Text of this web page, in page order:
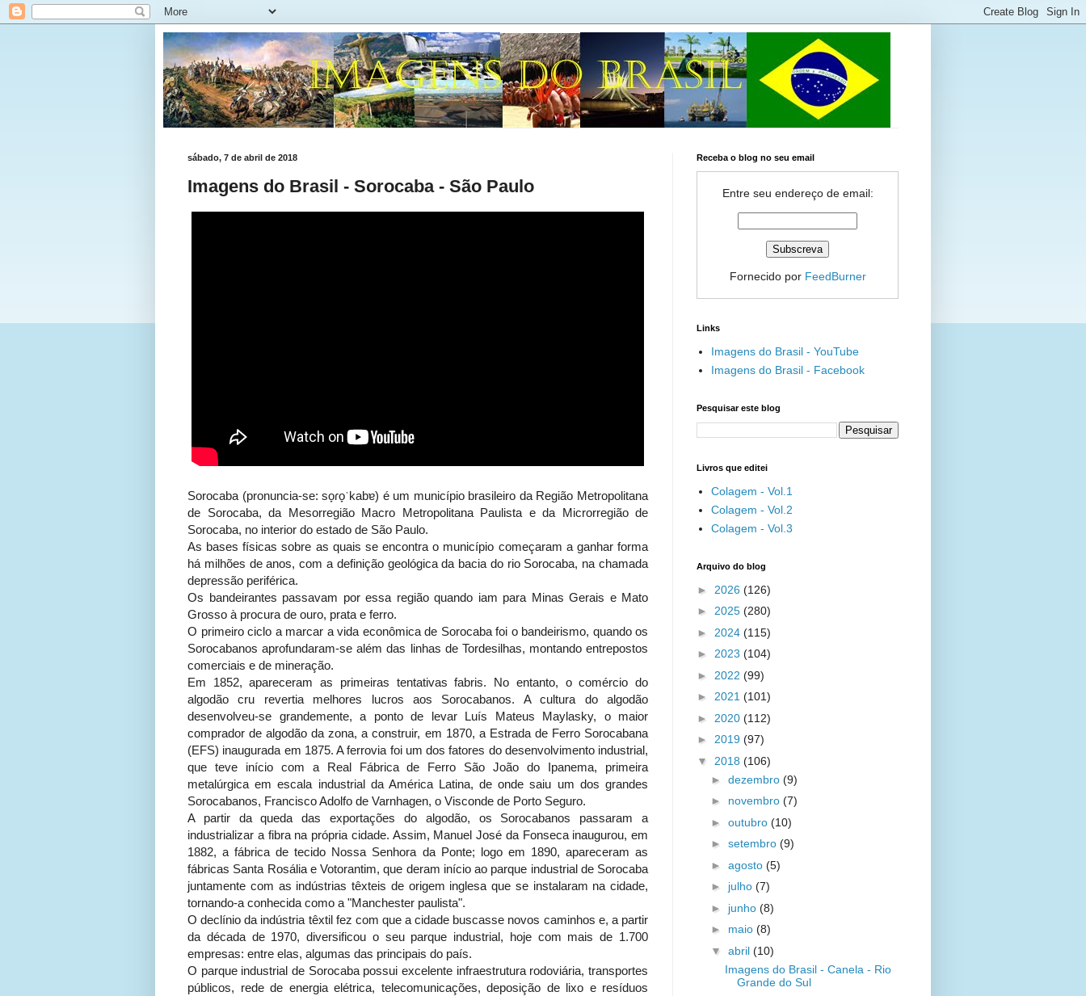
sábado, 7 de abril de 2018
Imagens do Brasil - Sorocaba - São Paulo
Sorocaba (pronuncia-se: so̞ɾo̞ˈkabɐ) é um município brasileiro da Região Metropolitana
de Sorocaba, da Mesorregião Macro Metropolitana Paulista e da Microrregião de
Sorocaba, no interior do estado de São Paulo.
As bases físicas sobre as quais se encontra o município começaram a ganhar forma
há milhões de anos, com a definição geológica da bacia do rio Sorocaba, na chamada
depressão periférica.
Os bandeirantes passavam por essa região quando iam para Minas Gerais e Mato
Grosso à procura de ouro, prata e ferro.
O primeiro ciclo a marcar a vida econômica de Sorocaba foi o bandeirismo, quando os
Sorocabanos aprofundaram-se além das linhas de Tordesilhas, montando entrepostos
comerciais e de mineração.
Em 1852, apareceram as primeiras tentativas fabris. No entanto, o comércio do
algodão cru revertia melhores lucros aos Sorocabanos. A cultura do algodão
desenvolveu-se grandemente, a ponto de levar Luís Mateus Maylasky, o maior
comprador de algodão da zona, a construir, em 1870, a Estrada de Ferro Sorocabana
(EFS) inaugurada em 1875. A ferrovia foi um dos fatores do desenvolvimento industrial,
que teve início com a Real Fábrica de Ferro São João do Ipanema, primeira
metalúrgica em escala industrial da América Latina, de onde saiu um dos grandes
Sorocabanos, Francisco Adolfo de Varnhagen, o Visconde de Porto Seguro.
A partir da queda das exportações do algodão, os Sorocabanos passaram a
industrializar a fibra na própria cidade. Assim, Manuel José da Fonseca inaugurou, em
1882, a fábrica de tecido Nossa Senhora da Ponte; logo em 1890, apareceram as
fábricas Santa Rosália e Votorantim, que deram início ao parque industrial de Sorocaba
juntamente com as indústrias têxteis de origem inglesa que se instalaram na cidade,
tornando-a conhecida como a "Manchester paulista".
O declínio da indústria têxtil fez com que a cidade buscasse novos caminhos e, a partir
da década de 1970, diversificou o seu parque industrial, hoje com mais de 1.700
empresas: entre elas, algumas das principais do país.
O parque industrial de Sorocaba possui excelente infraestrutura rodoviária, transportes
públicos, rede de energia elétrica, telecomunicações, deposição de lixo e resíduos
Receba o blog no seu email
Entre seu endereço de email:
Fornecido por FeedBurner
Links
Imagens do Brasil - YouTube
Imagens do Brasil - Facebook
Pesquisar este blog
Livros que editei
Colagem - Vol.1
Colagem - Vol.2
Colagem - Vol.3
Arquivo do blog
► 2026 (126)
► 2025 (280)
► 2024 (115)
► 2023 (104)
► 2022 (99)
► 2021 (101)
► 2020 (112)
► 2019 (97)
▼ 2018 (106)
► dezembro (9)
► novembro (7)
► outubro (10)
► setembro (9)
► agosto (5)
► julho (7)
► junho (8)
► maio (8)
▼ abril (10)
Imagens do Brasil - Canela - Rio
Grande do Sul